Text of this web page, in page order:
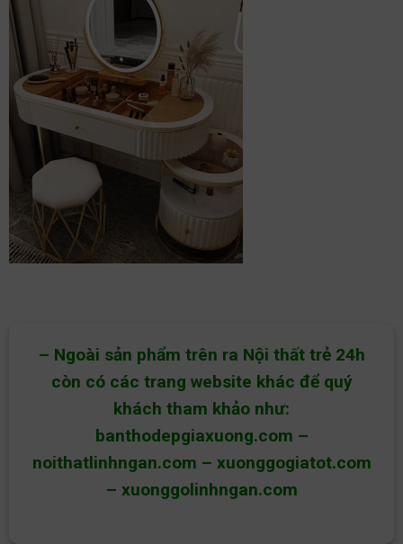
– Ngoài sản phẩm trên ra Nội thất trẻ 24h
còn có các trang website khác để quý
khách tham khảo như:
banthodepgiaxuong.com –
noithatlinhngan.com – xuonggogiatot.com
– xuonggolinhngan.com